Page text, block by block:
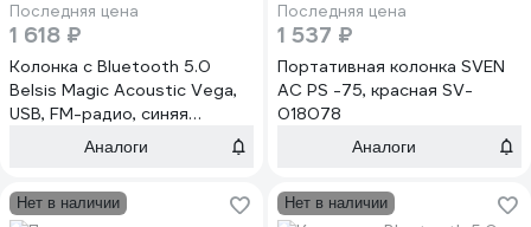
Последняя цена
1 618 ₽
Колонка с Bluetooth 5.0
Belsis Magic Acoustic Vega,
USB, FM-радио, синяя
Аналоги
Последняя цена
1 537 ₽
Портативная колонка SVEN
АС PS -75, красная SV-
018078
Аналоги
Нет в наличии Нет в наличии